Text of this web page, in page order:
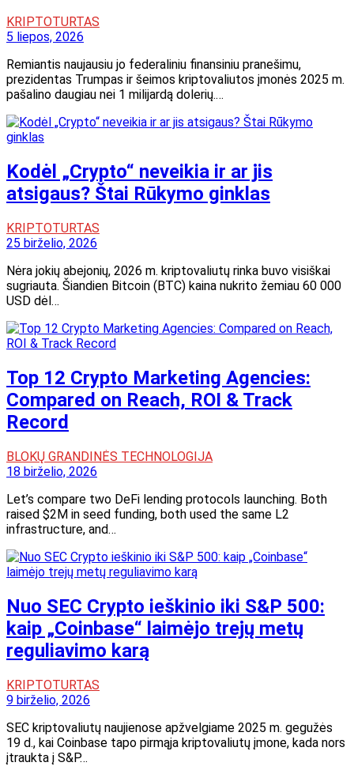
KRIPTOTURTAS
5 liepos, 2026
Remiantis naujausiu jo federaliniu finansiniu pranešimu,
prezidentas Trumpas ir šeimos kriptovaliutos įmonės 2025 m.
pašalino daugiau nei 1 milijardą dolerių.…
Kodėl „Crypto“ neveikia ir ar jis
atsigaus? Štai Rūkymo ginklas
KRIPTOTURTAS
25 birželio, 2026
Nėra jokių abejonių, 2026 m. kriptovaliutų rinka buvo visiškai
sugriauta. Šiandien Bitcoin (BTC) kaina nukrito žemiau 60 000
USD dėl…
Top 12 Crypto Marketing Agencies:
Compared on Reach, ROI & Track
Record
BLOKŲ GRANDINĖS TECHNOLOGIJA
18 birželio, 2026
Let’s compare two DeFi lending protocols launching. Both
raised $2M in seed funding, both used the same L2
infrastructure, and…
Nuo SEC Crypto ieškinio iki S&P 500:
kaip „Coinbase“ laimėjo trejų metų
reguliavimo karą
KRIPTOTURTAS
9 birželio, 2026
SEC kriptovaliutų naujienose apžvelgiame 2025 m. gegužės
19 d., kai Coinbase tapo pirmąja kriptovaliutų įmone, kada nors
įtraukta į S&P…